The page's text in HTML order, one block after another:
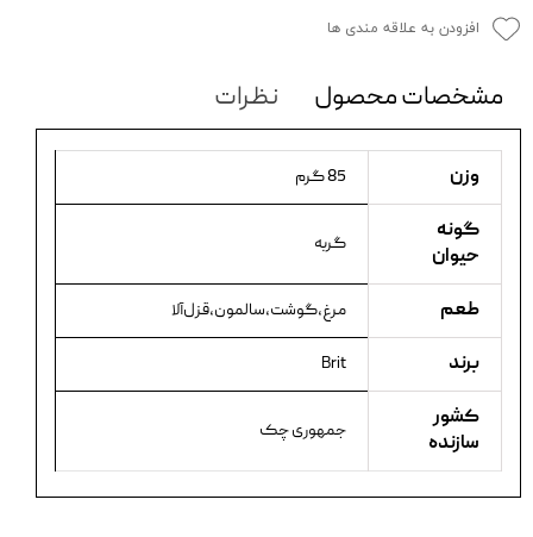
افزودن به علاقه مندی ها
مشخصات محصول نظرات
وزن 85 گرم
گونه
حیوان
گربه
طعم مرغ،گوشت،سالمون،قزل‌آلا
برند Brit
کشور
سازنده
جمهوری چک